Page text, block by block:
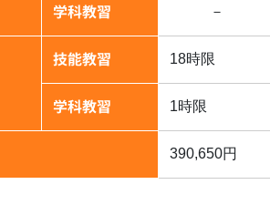
学科教習 －
技能教習 18時限
学科教習 1時限
390,650円